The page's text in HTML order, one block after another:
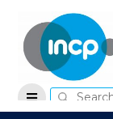
Search
for: